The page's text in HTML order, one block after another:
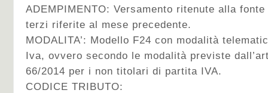
ADEMPIMENTO: Versamento ritenute alla
terzi riferite al mese precedente.
MODALITA’: Modello F24 con modalità
Iva, ovvero secondo le modalità previste
66/2014 per i non titolari di partita IVA.
CODICE TRIBUTO: